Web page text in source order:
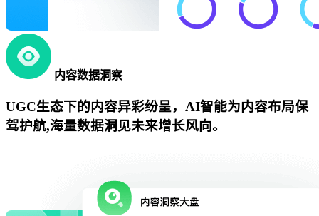
内容数据洞察
UGC生态下的内容异彩纷呈，AI智能为内容布局保
驾护航,海量数据洞见未来增长风向。